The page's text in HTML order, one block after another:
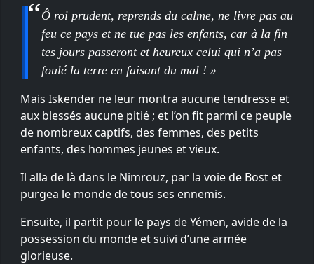
Ô roi prudent, reprends du calme, ne livre pas au
feu ce pays et ne tue pas les enfants, car à la fin
tes jours passeront et heureux celui qui n’a pas
foulé la terre en faisant du mal ! »
Mais Iskender ne leur montra aucune tendresse et
aux blessés aucune pitié ; et l’on fit parmi ce peuple
de nombreux captifs, des femmes, des petits
enfants, des hommes jeunes et vieux.
Il alla de là dans le Nimrouz, par la voie de Bost et
purgea le monde de tous ses ennemis.
Ensuite, il partit pour le pays de Yémen, avide de la
possession du monde et suivi d’une armée
glorieuse.